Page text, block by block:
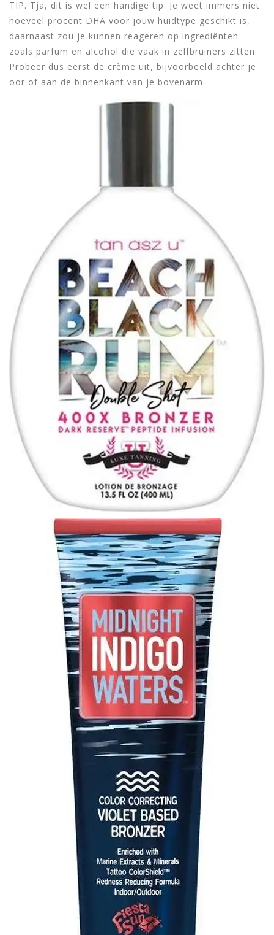
TIP. Tja, dit is wel een handige tip. Je weet immers niet
hoeveel procent DHA voor jouw huidtype geschikt is,
daarnaast zou je kunnen reageren op ingrediënten
zoals parfum en alcohol die vaak in zelfbruiners zitten.
Probeer dus eerst de crème uit, bijvoorbeeld achter je
oor of aan de binnenkant van je bovenarm.